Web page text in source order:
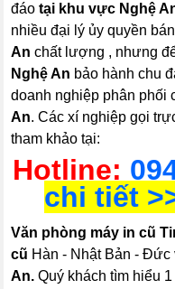
đáo tại khu vực Nghệ
nhiều đại lý ủy quyền
An chất lượng , nhưng
Nghệ An bảo hành chu
doanh nghiệp phân phối
An. Các xí nghiệp gọi
tham khảo tại:
Hotline:
chi tiết
Văn phòng máy in cũ
cũ Hàn - Nhật Bản - Đức
An.Quý khách tìm hiểu 1